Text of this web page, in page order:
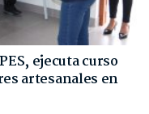
ejecuta curso
artesanales en